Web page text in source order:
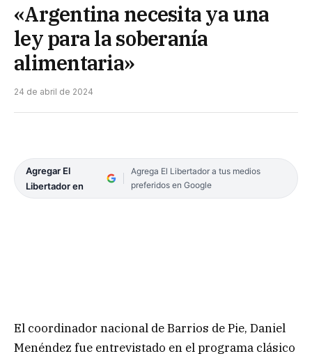
«Argentina necesita ya una
ley para la soberanía
alimentaria»
24 de abril de 2024
Agregar El
Libertador en
Agrega El Libertador a tus medios
preferidos en Google
El coordinador nacional de Barrios de Pie, Daniel
Menéndez fue entrevistado en el programa clásico